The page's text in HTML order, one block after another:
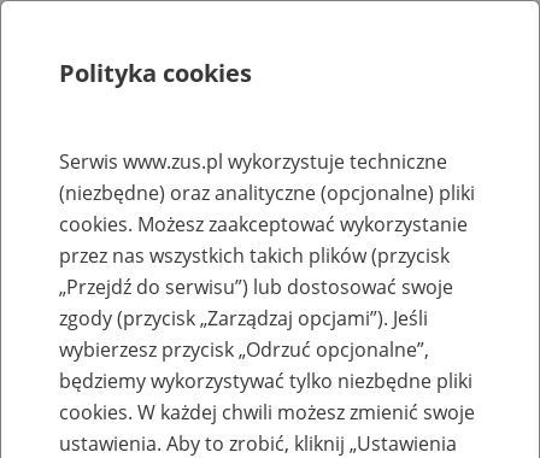
Rejestry, ewidencje i archiwa
Baza zlikwidowanych lub
przekształconych zakładów pracy
Nazwa zakładu pracy:
Polityka cookies
Serwis www.zus.pl wykorzystuje techniczne
(niezbędne) oraz analityczne (opcjonalne) pliki
cookies. Możesz zaakceptować wykorzystanie
przez nas wszystkich takich plików (przycisk
„Przejdź do serwisu”) lub dostosować swoje
zgody (przycisk „Zarządzaj opcjami”). Jeśli
wybierzesz przycisk „Odrzuć opcjonalne”,
będziemy wykorzystywać tylko niezbędne pliki
cookies. W każdej chwili możesz zmienić swoje
ustawienia. Aby to zrobić, kliknij „Ustawienia